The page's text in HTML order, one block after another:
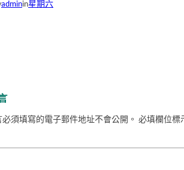
adminin星期六
須填寫的電子郵件地址不會公開。 必填欄位標